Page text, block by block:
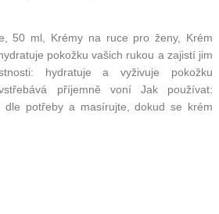
50 ml, Krémy na ruce pro ženy, Krém
pokožku vašich rukou a zajistí jim
hydratuje a vyživuje pokožku
příjemně voní Jak používat:
dle potřeby a masírujte, dokud se krém